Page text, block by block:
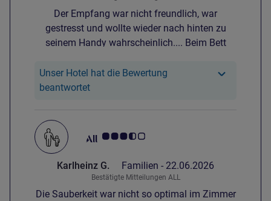
Badezimmer-Zelle im Zimmer mit
Waschbecken, Dusche und Toilette erinnern ein
wenig an Camping, es war aber alles sauber
Frühstücksbereich sehr freundlich ist. Alles in
Der Empfang war nicht freundlich, war
gestresst und wollte wieder nach hinten zu
seinem Handy wahrscheinlich.... Beim Bett
sofort herausfällt. In der Dusche befand sich
viele Haare und der Abfluss floss schlecht
Unser Hotel hat die Bewertung
beantwortetUnser Hotel hat reagiert auf die
Note Kundenmeinungen 3.5/5
Karlheinz G. Familien - 22.06.2026
Bestätigte Mitteilungen ALL
Die Sauberkeit war nicht so optimal im Zimmer